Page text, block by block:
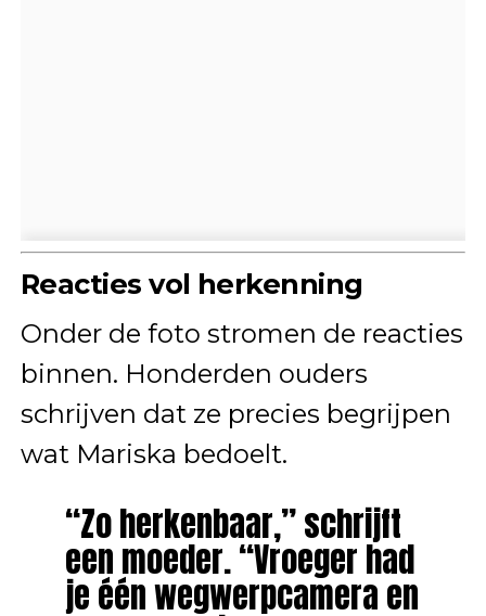
Reacties vol herkenning
Onder de foto stromen de reacties
binnen. Honderden ouders
schrijven dat ze precies begrijpen
wat Mariska bedoelt.
“Zo herkenbaar,” schrijft
een moeder. “Vroeger had
je één wegwerpcamera en